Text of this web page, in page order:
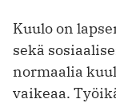
Kuulo on
sekä
normaalia
vaikeaa.